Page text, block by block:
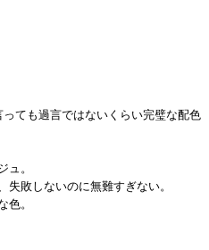
ても過言ではないくらい完璧な配色
ュ。
敗しないのに無難すぎない。
色。